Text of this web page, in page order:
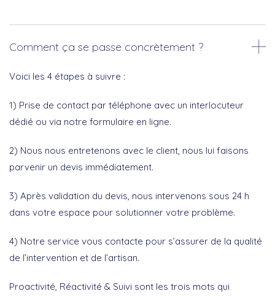
Comment ça se passe concrètement ?
Voici les 4 étapes à suivre :
1) Prise de contact par téléphone avec un interlocuteur
dédié ou via notre formulaire en ligne.
2) Nous nous entretenons avec le client, nous lui faisons
parvenir un devis immédiatement.
3) Après validation du devis, nous intervenons sous 24 h
dans votre espace pour solutionner votre problème.
4) Notre service vous contacte pour s’assurer de la qualité
de l’intervention et de l’artisan.
Proactivité, Réactivité & Suivi sont les trois mots qui